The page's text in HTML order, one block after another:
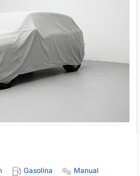
Gasolina
Manual